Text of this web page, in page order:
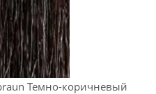
Темно-коричневый